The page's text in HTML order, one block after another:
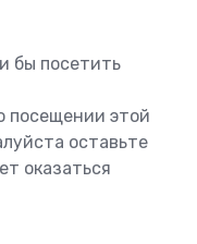
бы посетить
посещении этой
оставьте
оказаться